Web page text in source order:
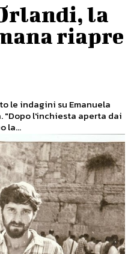
la
riapre
le indagini su Emanuela
"Dopo l'inchiesta aperta dai
la...